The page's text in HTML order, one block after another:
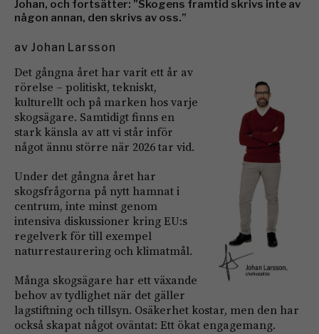
Johan, och fortsätter: ”Skogens framtid skrivs inte av
någon annan, den skrivs av oss.”
av Johan Larsson
Det gångna året har varit ett år av
rörelse – politiskt, tekniskt,
kulturellt och på marken hos varje
skogsägare. Samtidigt finns en
stark känsla av att vi står inför
något ännu större när 2026 tar vid.
Under det gångna året har
skogsfrågorna på nytt hamnat i
centrum, inte minst genom
intensiva diskussioner kring EU:s
regelverk för till exempel
naturrestaurering och klimatmål.
Många skogsägare har ett växande
behov av tydlighet när det gäller
lagstiftning och tillsyn. Osäkerhet kostar, men den har
också skapat något oväntat: Ett ökat engagemang.